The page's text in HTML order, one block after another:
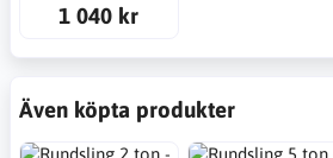
1 040 kr
Även köpta produkter